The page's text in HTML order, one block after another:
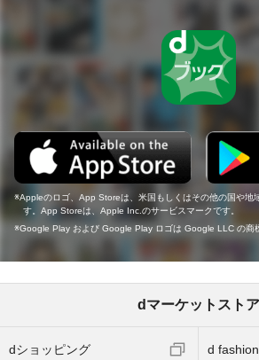
Appleのロゴ、App Storeは、米国もしくはその他の国や地
す。App Storeは、Apple Inc.のサービスマークです。
Google Play および Google Play ロゴは Google LLC の商
dマーケットストア
dショッピング d fashion